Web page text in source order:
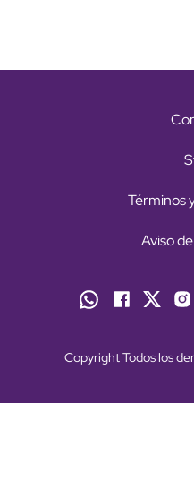
Términos
Aviso
Copyright Todos los